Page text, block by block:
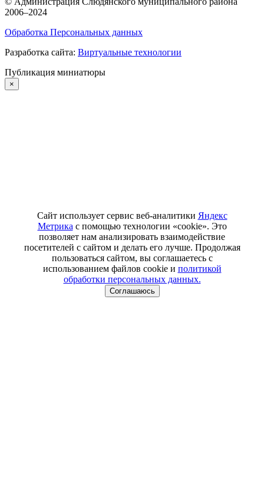
2006–2024
Обработка Персональных данных
Разработка сайта: Виртуальные технологии
Публикация миниатюры
×
Сайт использует сервис веб-аналитики Яндекс
Метрика с помощью технологии «cookie». Это
позволяет нам анализировать взаимодействие
посетителей с сайтом и делать его лучше. Продолжая
пользоваться сайтом, вы соглашаетесь с
использованием файлов cookie и политикой
обработки персональных данных.
Соглашаюсь